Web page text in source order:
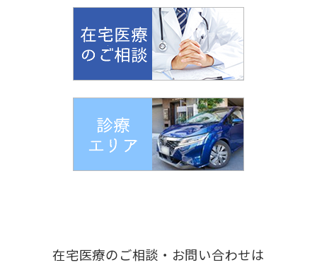
在宅医療のご相談・お問い合わせは